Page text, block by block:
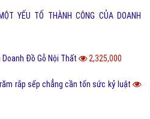
YẾU TỐ THÀNH CÔNG CỦA DOANH
Đồ Gỗ Nội Thất 2,325,000
rắp sếp chẳng cần tốn sức kỷ luật